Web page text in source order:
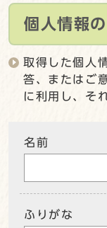
個人情報
取得した個人
答、またはご
に利用し、そ
名前
ふりがな